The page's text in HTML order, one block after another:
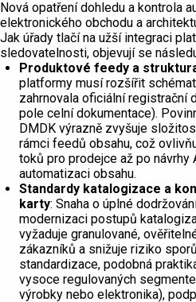
Nová opatření dohledu a kontrola
elektronického obchodu a
Jak úřady tlačí na užší integraci
sledovatelnosti, objevují se
Produktové feedy a
platformy musí rozšířit
zahrnovala oficiální registrační
pole celní dokumentace).
DMDK výrazně zvyšuje
rámci feedů obsahu, což
toků pro prodejce až po
automatizaci obsahu.
Standardy katalogizace a
karty: Snaha o úplné
modernizaci postupů
vyžaduje granulované,
zákazníků a snižuje riziko
standardizace, podobná
vysoce regulovaných
výrobky nebo elektronika),